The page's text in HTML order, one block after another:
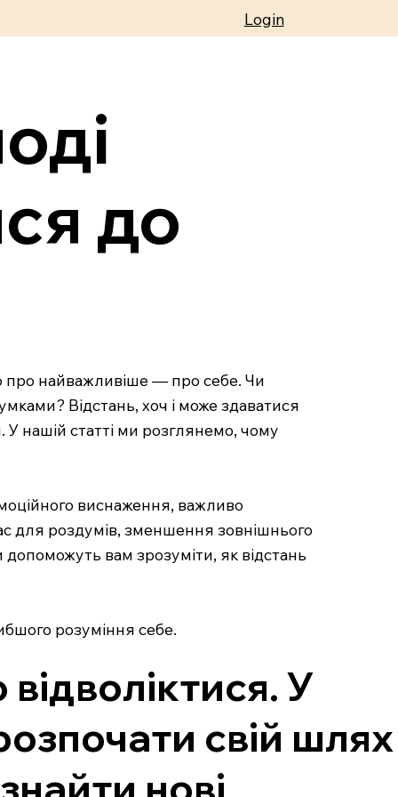
Login
до
про найважливіше — про себе. Чи
Відстань, хоч і може здаватися
нашій статті ми розглянемо, чому
виснаження, важливо
для роздумів, зменшення зовнішнього
допоможуть вам зрозуміти, як відстань
розуміння себе.
У
свій шлях